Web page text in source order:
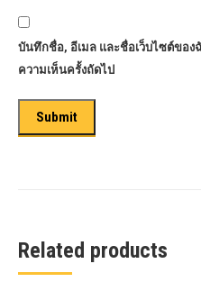
บันทึกชื่อ, อีเมล และชื่อเว็บไซต์ของ
ความเห็นครั้งถัดไป
Related products